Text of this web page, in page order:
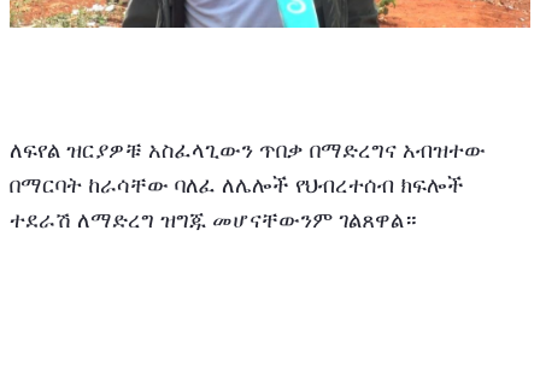
ለፍየል ዝርያዎቹ አስፈላጊውን ጥበቃ በማድረግና አብዝተው
በማርባት ከራሳቸው ባለፈ ለሌሎች የህብረተሰብ ክፍሎች
ተደራሽ ለማድረግ ዝግጁ መሆናቸውንም ገልጸዋል።